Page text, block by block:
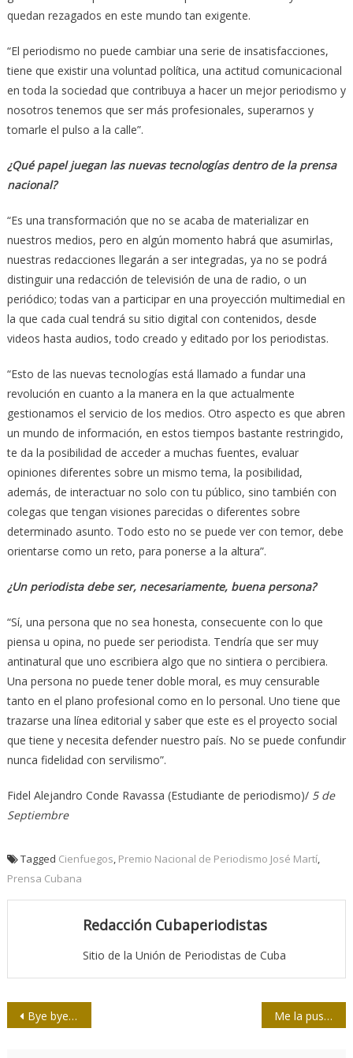
quedan rezagados en este mundo tan exigente.
“El periodismo no puede cambiar una serie de insatisfacciones,
tiene que existir una voluntad política, una actitud comunicacional
en toda la sociedad que contribuya a hacer un mejor periodismo y
nosotros tenemos que ser más profesionales, superarnos y
tomarle el pulso a la calle”.
¿Qué papel juegan las nuevas tecnologías dentro de la prensa
nacional?
“Es una transformación que no se acaba de materializar en
nuestros medios, pero en algún momento habrá que asumirlas,
nuestras redacciones llegarán a ser integradas, ya no se podrá
distinguir una redacción de televisión de una de radio, o un
periódico; todas van a participar en una proyección multimedial en
la que cada cual tendrá su sitio digital con contenidos, desde
videos hasta audios, todo creado y editado por los periodistas.
“Esto de las nuevas tecnologías está llamado a fundar una
revolución en cuanto a la manera en la que actualmente
gestionamos el servicio de los medios. Otro aspecto es que abren
un mundo de información, en estos tiempos bastante restringido,
te da la posibilidad de acceder a muchas fuentes, evaluar
opiniones diferentes sobre un mismo tema, la posibilidad,
además, de interactuar no solo con tu público, sino también con
colegas que tengan visiones parecidas o diferentes sobre
determinado asunto. Todo esto no se puede ver con temor, debe
orientarse como un reto, para ponerse a la altura”.
¿Un periodista debe ser, necesariamente, buena persona?
“Sí, una persona que no sea honesta, consecuente con lo que
piensa u opina, no puede ser periodista. Tendría que ser muy
antinatural que uno escribiera algo que no sintiera o percibiera.
Una persona no puede tener doble moral, es muy censurable
tanto en el plano profesional como en lo personal. Uno tiene que
trazarse una línea editorial y saber que este es el proyecto social
que tiene y necesita defender nuestro país. No se puede confundir
nunca fidelidad con servilismo”.
Fidel Alejandro Conde Ravassa (Estudiante de periodismo)/ 5 de
Septiembre
Tagged Cienfuegos, Premio Nacional de Periodismo José Martí,
Prensa Cubana
Redacción Cubaperiodistas
Sitio de la Unión de Periodistas de Cuba
Navegación
Bye bye, Buenos Aires Herald Me la puso en China, o una refrescante crónica del Fulgue